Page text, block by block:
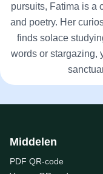
pursuits, Fatima is a
and poetry. Her
finds solace
words or stargazing,
Middelen
PDF QR-code